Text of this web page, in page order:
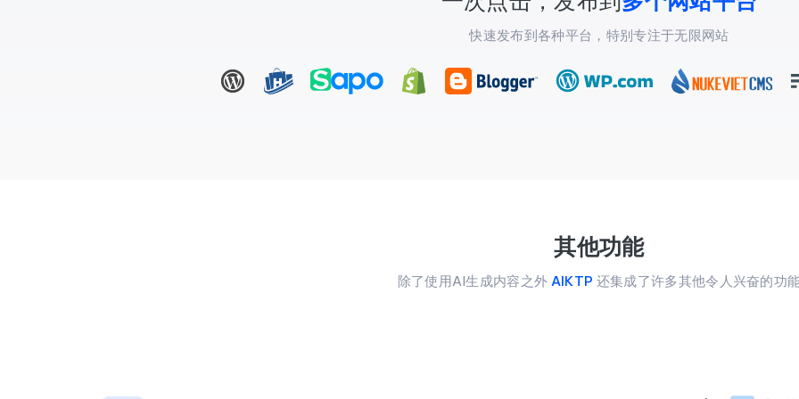
快速发布到各种平台，特别专注于无限网站
其他功能
除了使用AI生成内容之外 AIKTP 还集成了许多其他令人兴奋的功